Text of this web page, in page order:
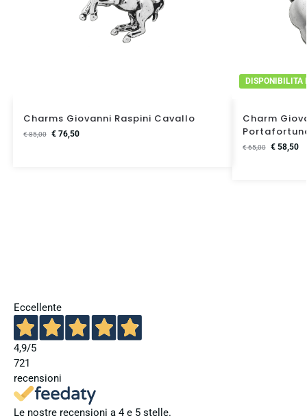
Charms Giovanni Raspini Cavallo
€85,00 €76,50
DISPONIBILITA
Charm
€65,00 €58,50
Eccellente
4,9/5
721
recensioni
Le nostre recensioni a 4 e 5 stelle.